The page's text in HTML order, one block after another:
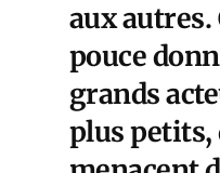
aux autres.
pouce
grands
plus